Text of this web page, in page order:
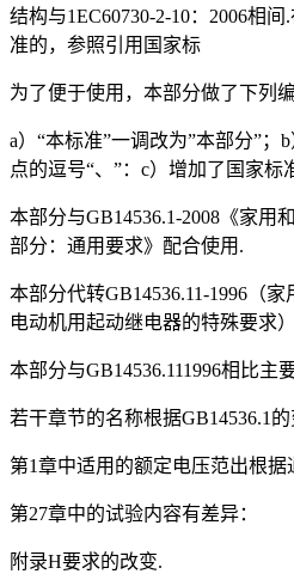
结构与1EC60730-2-10：2006相
准的，参照引用国家标
为了便于使用，本部分做了下列
a）“本标准”一调改为”本部分”；
点的逗号“、”：c）增加了国家标
本部分与GB14536.1-2008《家用
部分：通用要求》配合使用.
本部分代转GB14536.11-1996（
电动机用起动继电器的特殊要求）
本部分与GB14536.111996相比主
若干章节的名称根据GB14536.1
第1章中适用的额定电压范出根据
第27章中的试验内容有差异：
附录H要求的改变.